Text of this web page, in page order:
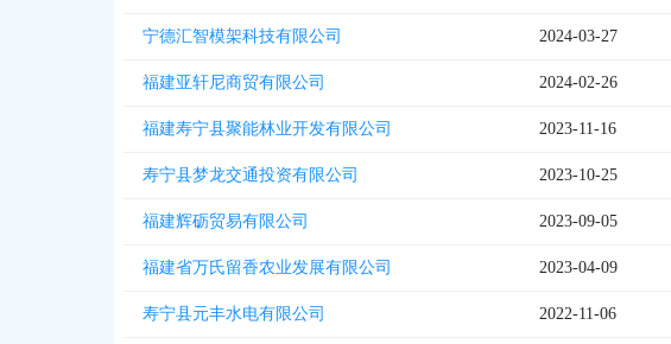
宁德汇智模架科技有限公司 2024-03-27
福建亚轩尼商贸有限公司 2024-02-26
福建寿宁县聚能林业开发有限公司 2023-11-16
寿宁县梦龙交通投资有限公司 2023-10-25
福建辉砺贸易有限公司 2023-09-05
福建省万氏留香农业发展有限公司 2023-04-09
寿宁县元丰水电有限公司 2022-11-06